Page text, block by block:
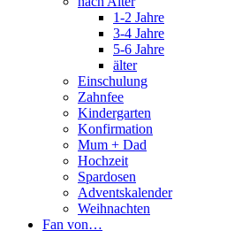
1-2 Jahre
3-4 Jahre
5-6 Jahre
älter
Einschulung
Zahnfee
Kindergarten
Konfirmation
Mum + Dad
Hochzeit
Spardosen
Adventskalender
Weihnachten
Fan von…